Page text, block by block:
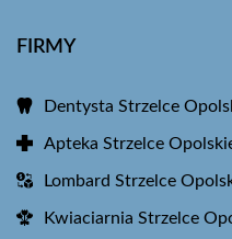
FIRMY
Dentysta Strzelce
Apteka Strzelce
Lombard Strzelce
Kwiaciarnia Strzelce